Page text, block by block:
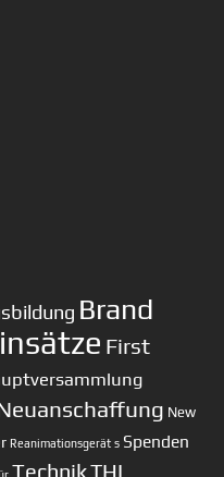
Brand
First
New
Reanimationsgerät s Spenden
TechnikTHL